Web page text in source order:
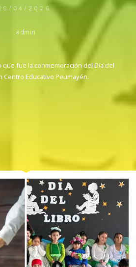
04/2026
admin
que fue la conmemoración del Día del
Centro Educativo Peumayén.